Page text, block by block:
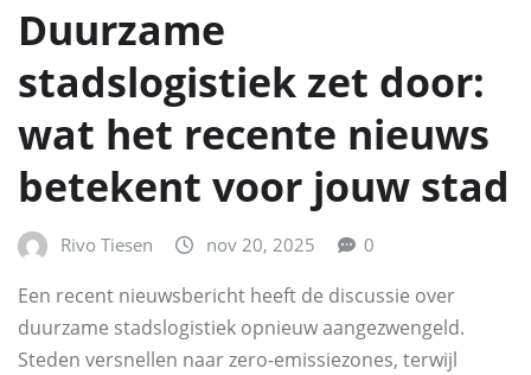
Duurzame
stadslogistiek zet door:
wat het recente nieuws
betekent voor jouw stad
Rivo Tiesen nov 20, 2025 0
Een recent nieuwsbericht heeft de discussie over
duurzame stadslogistiek opnieuw aangezwengeld.
Steden versnellen naar zero-emissiezones, terwijl